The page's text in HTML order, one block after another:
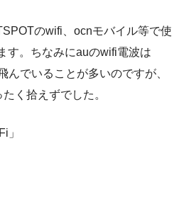
のwifi、ocnモバイル等で使
す。ちなみにauのwifi電波は
んでいることが多いのですが、
く拾えずでした。
」